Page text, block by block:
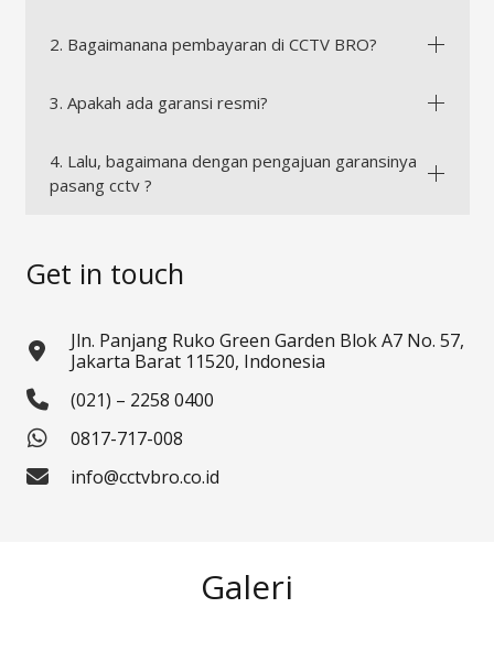
2. Bagaimanana pembayaran di CCTV BRO?
3. Apakah ada garansi resmi?
4. Lalu, bagaimana dengan pengajuan garansinya
pasang cctv ?
Get in touch
Jln. Panjang Ruko Green Garden Blok A7 No. 57,
Jakarta Barat 11520, Indonesia
(021) – 2258 0400
0817-717-008
info@cctvbro.co.id
Galeri